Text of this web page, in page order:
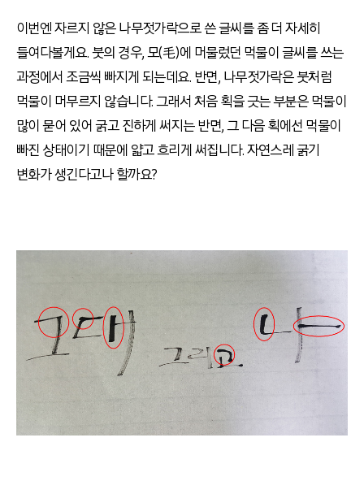
이번엔 자르지 않은 나무젓가락으로 쓴 글씨를 좀 더 자세히
들여다볼게요.붓의 경우,모(毛)에 머물렀던 먹물이 글씨를 쓰는
과정에서 조금씩 빠지게 되는데요. 반면, 나무젓가락은 붓처럼
먹물이 머무르지 않습니다.그래서 처음 획을 긋는 부분은 먹물이
많이 묻어 있어 굵고 진하게 써지는 반면,그 다음 획에선 먹물이
빠진 상태이기 때문에 얇고 흐리게 써집니다.자연스레 굵기
변화가 생긴다고나 할까요?